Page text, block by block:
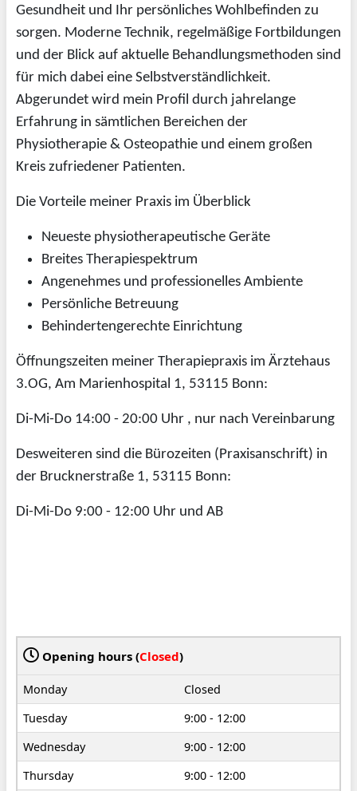
Gesundheit und Ihr persönliches Wohlbefinden zu
sorgen. Moderne Technik, regelmäßige Fortbildungen
und der Blick auf aktuelle Behandlungsmethoden sind
für mich dabei eine Selbstverständlichkeit.
Abgerundet wird mein Profil durch jahrelange
Erfahrung in sämtlichen Bereichen der
Physiotherapie & Osteopathie und einem großen
Kreis zufriedener Patienten.
Die Vorteile meiner Praxis im Überblick
Neueste physiotherapeutische Geräte
Breites Therapiespektrum
Angenehmes und professionelles Ambiente
Persönliche Betreuung
Behindertengerechte Einrichtung
Öffnungszeiten meiner Therapiepraxis im Ärztehaus
3.OG, Am Marienhospital 1, 53115 Bonn:
Di-Mi-Do 14:00 - 20:00 Uhr , nur nach Vereinbarung
Desweiteren sind die Bürozeiten (Praxisanschrift) in
der Brucknerstraße 1, 53115 Bonn:
Di-Mi-Do 9:00 - 12:00 Uhr und AB
Opening hours (Closed)
Monday
Closed
Tuesday
9:00 - 12:00
Wednesday
9:00 - 12:00
Thursday
9:00 - 12:00